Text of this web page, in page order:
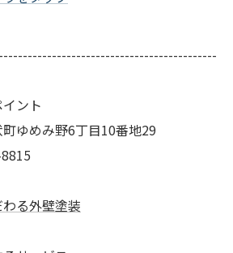
ント
ゆめみ野6丁目10番地29
る外壁塗装